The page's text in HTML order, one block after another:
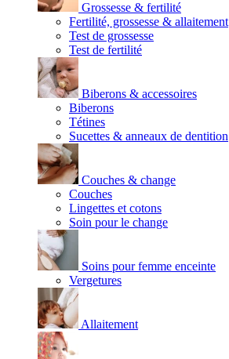
Grossesse & fertilité
Fertilité, grossesse & allaitement
Test de grossesse
Test de fertilité
Biberons & accessoires
Biberons
Tétines
Sucettes & anneaux de dentition
Couches & change
Couches
Lingettes et cotons
Soin pour le change
Soins pour femme enceinte
Vergetures
Allaitement